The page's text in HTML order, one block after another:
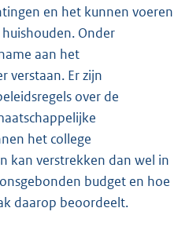
en het kunnen voeren
Onder
aan het
verstaan. Er zijn
over de
het college
kan verstrekken dan wel in
budget en hoe
daarop beoordeelt.